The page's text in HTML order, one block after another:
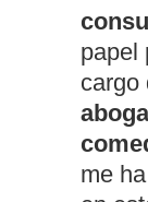
papel
cargo
me